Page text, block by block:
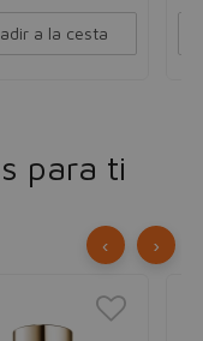
a la cesta
para ti
‹ ›